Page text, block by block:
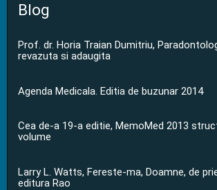
Blog
Prof. dr. Horia Traian Dumitriu,
revazuta si adaugita
Agenda Medicala. Editia de buzunar 2014
Cea de-a 19-a editie, MemoMed 2013
volume
Larry L. Watts, Fereste-ma, Doamne, de
editura Rao